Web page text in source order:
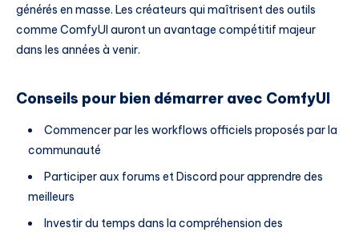
générés en masse. Les créateurs qui maîtrisent des outils
comme ComfyUI auront un avantage compétitif majeur
dans les années à venir.
Conseils pour bien démarrer avec ComfyUI
Commencer par les workflows officiels proposés par la
communauté
Participer aux forums et Discord pour apprendre des
meilleurs
Investir du temps dans la compréhension des